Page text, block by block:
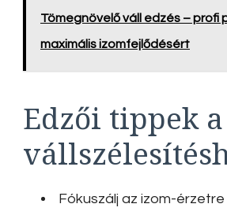
Tömegnövelő váll edzés – profi
maximális izomfejlődésért
Edzői tippek
Fókuszálj az izom-érzetre